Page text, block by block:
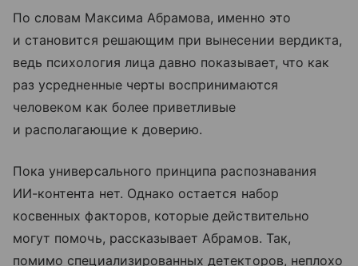
По словам Максима Абрамова, именно это
и становится решающим при вынесении вердикта,
ведь психология лица давно показывает, что как
раз усредненные черты воспринимаются
человеком как более приветливые
и располагающие к доверию.
Пока универсального принципа распознавания
ИИ-контента нет. Однако остается набор
косвенных факторов, которые действительно
могут помочь, рассказывает Абрамов. Так,
помимо специализированных детекторов, неплохо